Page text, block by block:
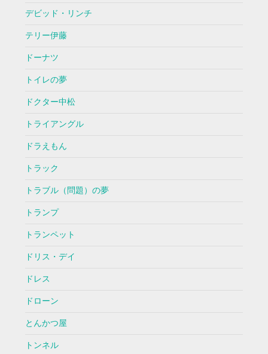
デビッド・リンチ
テリー伊藤
ドーナツ
トイレの夢
ドクター中松
トライアングル
ドラえもん
トラック
トラブル（問題）の夢
トランプ
トランペット
ドリス・デイ
ドレス
ドローン
とんかつ屋
トンネル